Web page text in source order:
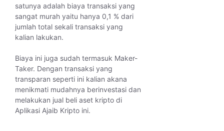
satunya adalah biaya transaksi yang
sangat murah yaitu hanya 0,1 % dari
jumlah total sekali transaksi yang
kalian lakukan.
Biaya ini juga sudah termasuk Maker-
Taker. Dengan transaksi yang
transparan seperti ini kalian akana
menikmati mudahnya berinvestasi dan
melakukan jual beli aset kripto di
Aplikasi Ajaib Kripto ini.